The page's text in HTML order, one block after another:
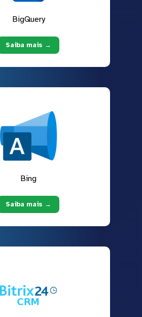
BigQuery
Saiba mais →
Bing
Saiba mais →